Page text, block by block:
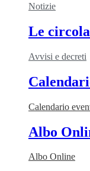
Notizie
Le
Avvisi e decreti
Calendario
Albo
Albo Online